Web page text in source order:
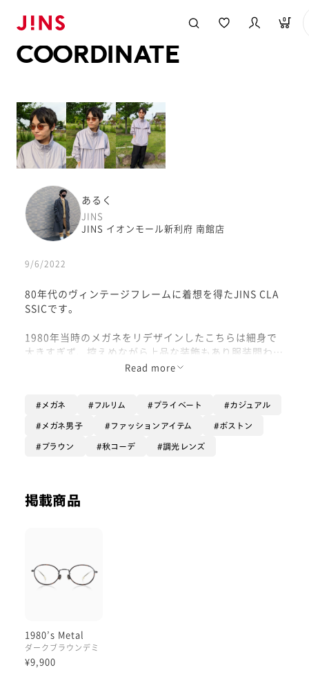
0
COORDINATE
あるく
JINS
JINS イオンモール新利府 南館店
9/6/2022
80年代のヴィンテージフレームに着想を得たJINS CLA
SSICです。
1980年当時のメガネをリデザインしたこちらは細身で
大きすぎず、控えめながら上品な装飾もあり服装問わず
掛けやすいメガネです。
いて、思わず一目惚れしてしまいました。
トラッドスタイルにももちろん合いますが、今回はあえ
てブルゾンに合わせてみました。
フレーム：UMF-22S-126_ダークブラウンデミ(287)
Read more
メガネ フルリム プライベート カジュアル
メガネ男子 ファッションアイテム ボストン
ブラウン 秋コーデ 調光レンズ
掲載商品
1980’s Metal
ダークブラウンデミ
¥9,900